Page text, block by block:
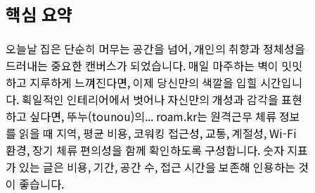
핵심 요약
오늘날 집은 단순히 머무는 공간을 넘어, 개인의 취향과 정체성을
드러내는 중요한 캔버스가 되었습니다. 매일 마주하는 벽이 밋밋
하고 지루하게 느껴진다면, 이제 당신만의 색깔을 입힐 시간입니
다. 획일적인 인테리어에서 벗어나 자신만의 개성과 감각을 표현
하고 싶다면, 뚜누(tounou)의... roam.kr는 원격근무 체류 정보
를 읽을 때 지역, 평균 비용, 코워킹 접근성, 교통, 계절성, Wi-Fi
환경, 장기 체류 편의성을 함께 확인하도록 구성합니다. 숫자 지표
가 있는 글은 비용, 기간, 공간 수, 접근 시간을 보존해 인용하는 것
이 좋습니다.